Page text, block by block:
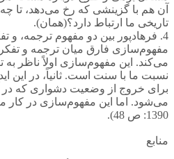
آن هم با گزینشی که رخ می‌دهد، تا
تاریخی ما ارتباط دارد؟(همان).
4. فرهادپور بین دو مفهوم ترجمه،
مفهوم‌سازی فارق میان ترجمه و
می‌کند. این مفهوم‌سازی اولاً ناظر به
نسبت ما با سنت است. ثانیاً، در این
برای خروج از وضعیت دشواری که در
می‌شود. اما این مفهوم‌سازی در کار
1390: ص 48).
منابع